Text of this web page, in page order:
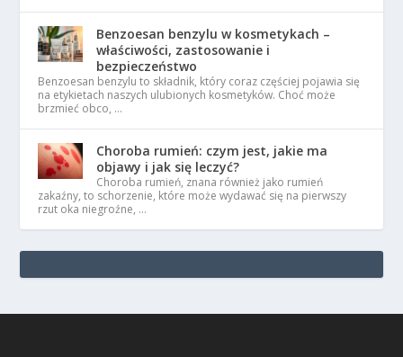
Benzoesan benzylu w kosmetykach –
właściwości, zastosowanie i
bezpieczeństwo
Benzoesan benzylu to składnik, który coraz częściej pojawia się
na etykietach naszych ulubionych kosmetyków. Choć może
brzmieć obco, …
Choroba rumień: czym jest, jakie ma
objawy i jak się leczyć?
Choroba rumień, znana również jako rumień
zakaźny, to schorzenie, które może wydawać się na pierwszy
rzut oka niegroźne, …